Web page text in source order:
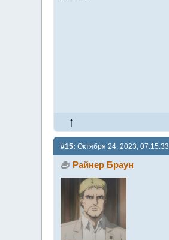
#15: Октября 24, 2023, 07:15:33
Райнер Браун